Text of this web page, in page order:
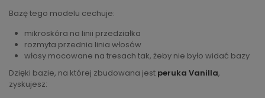
Bazę tego modelu cechuje:
mikroskóra na linii przedziałka
rozmyta przednia linia włosów
włosy mocowane na tresach tak, żeby nie było widać bazy
Dzięki bazie, na której zbudowana jest peruka Vanilla,
zyskujesz: